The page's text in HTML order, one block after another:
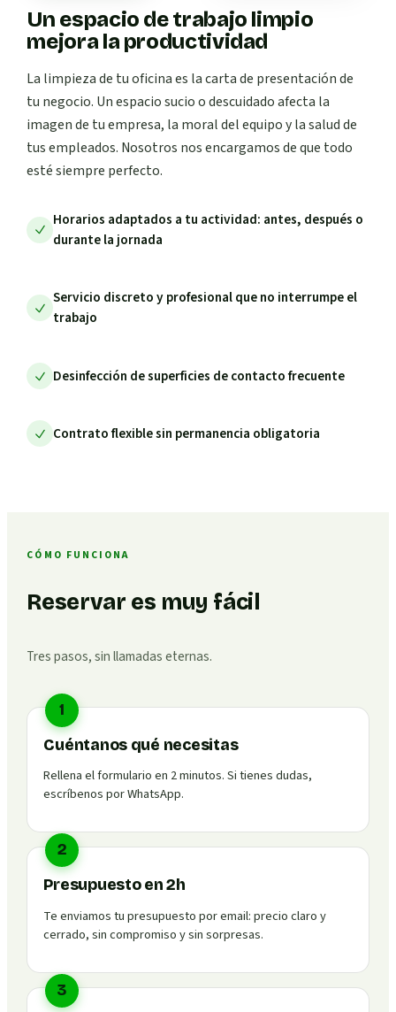
Un espacio de trabajo limpio
mejora la productividad
La limpieza de tu oficina es la carta de presentación de
tu negocio. Un espacio sucio o descuidado afecta la
imagen de tu empresa, la moral del equipo y la salud de
tus empleados. Nosotros nos encargamos de que todo
esté siempre perfecto.
Horarios adaptados a tu actividad: antes, después o
durante la jornada
Servicio discreto y profesional que no interrumpe el
trabajo
Desinfección de superficies de contacto frecuente
Contrato flexible sin permanencia obligatoria
CÓMO FUNCIONA
Reservar es muy fácil
Tres pasos, sin llamadas eternas.
1
Cuéntanos qué necesitas
Rellena el formulario en 2 minutos. Si tienes dudas,
escríbenos por WhatsApp.
2
Presupuesto en 2h
Te enviamos tu presupuesto por email: precio claro y
cerrado, sin compromiso y sin sorpresas.
3